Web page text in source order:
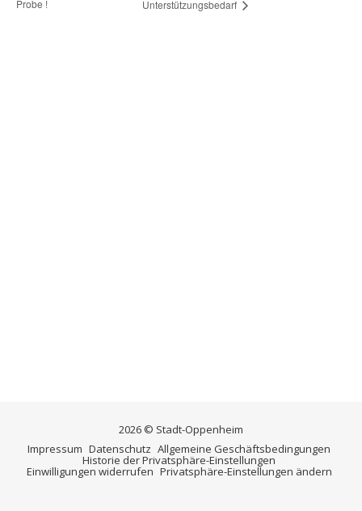
Probe !
Unterstützungsbedarf
2026 © Stadt-Oppenheim
Impressum Datenschutz Allgemeine Geschäftsbedingungen
Historie der Privatsphäre-Einstellungen
Einwilligungen widerrufen Privatsphäre-Einstellungen ändern